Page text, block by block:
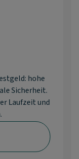
hohe
Sicherheit.
Laufzeit und